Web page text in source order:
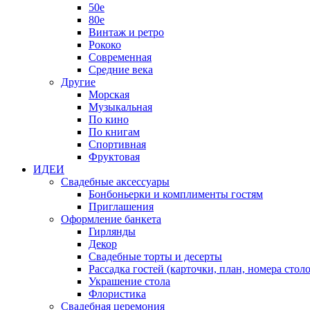
50е
80е
Винтаж и ретро
Рококо
Современная
Средние века
Другие
Морская
Музыкальная
По кино
По книгам
Спортивная
Фруктовая
ИДЕИ
Свадебные аксессуары
Бонбоньерки и комплименты гостям
Приглашения
Оформление банкета
Гирлянды
Декор
Свадебные торты и десерты
Рассадка гостей (карточки, план, номера
Украшение стола
Флористика
Свадебная церемония